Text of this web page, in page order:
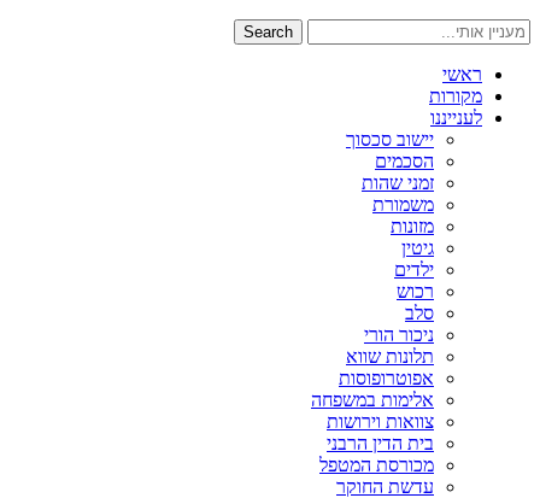
Search
ראשי
מקורות
לענייננו
יישוב סכסוך
הסכמים
זמני שהות
משמורת
מזונות
גיטין
ילדים
רכוש
סלב
ניכור הורי
תלונות שווא
אפוטרופוסות
אלימות במשפחה
צוואות וירושות
בית הדין הרבני
מכורסת המטפל
עדשת החוקר